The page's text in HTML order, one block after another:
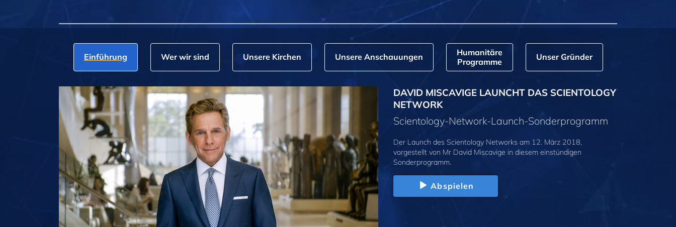
Einführung Wer wir sind Unsere Kirchen Unsere Anschauungen
Humanitäre
Programme
Unser Gründer
DAVID MISCAVIGE LAUNCHT DAS SCIENTOLOGY
NETWORK
Scientology-Network-Launch-Sonderprogramm
Der Launch des Scientology Networks am 12. März 2018,
vorgestellt von Mr David Miscavige in diesem einstündigen
Sonderprogramm.
Abspielen